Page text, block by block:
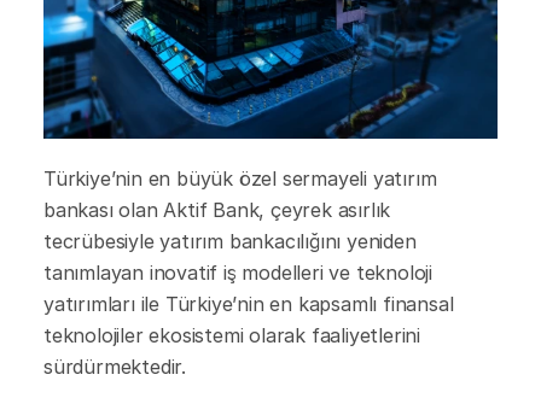
Türkiye’nin en büyük özel sermayeli yatırım
bankası olan Aktif Bank, çeyrek asırlık
tecrübesiyle yatırım bankacılığını yeniden
tanımlayan inovatif iş modelleri ve teknoloji
yatırımları ile Türkiye’nin en kapsamlı finansal
teknolojiler ekosistemi olarak faaliyetlerini
sürdürmektedir.